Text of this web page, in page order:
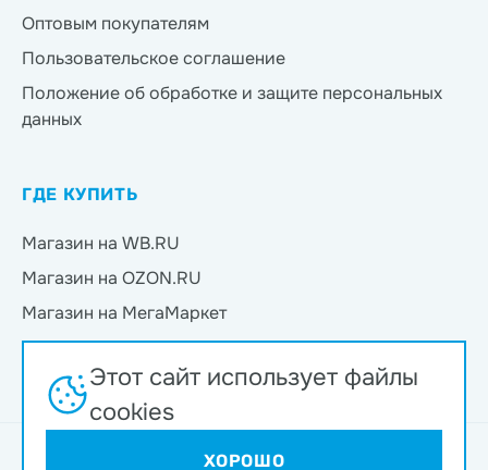
Оптовым покупателям
Пользовательское соглашение
Положение об обработке и защите персональных
данных
ГДЕ КУПИТЬ
Магазин на WB.RU
Магазин на OZON.RU
Магазин на МегаМаркет
Магазин на Яндекс.Маркет
Магазин на Магнит Маркет
Интернет-магазин ND Play © 2026
Этот сайт использует файлы
cookies
ХОРОШО